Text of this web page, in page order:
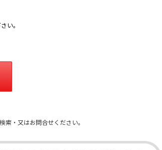
い。
索・又はお問合せください。